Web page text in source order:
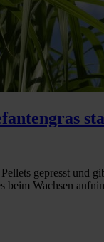
gepresst und
beim Wachsen